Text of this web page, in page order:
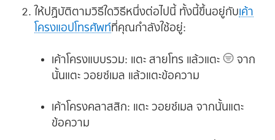
ให้ปฏิบัติตามวิธีใดวิธีหนึ่งต่อไปนี้ ทั้งนี้ขึ้นอยู่กับเค้า
โครงแอปโทรศัพท์ที่คุณกำลังใช้อยู่:
เค้าโครงแบบรวม: แตะ สายโทร แล้วแตะ
จาก
นั้นแตะ วอยซ์เมล แล้วแตะข้อความ
เค้าโครงคลาสสิก: แตะ วอยซ์เมล จากนั้นแตะ
ข้อความ